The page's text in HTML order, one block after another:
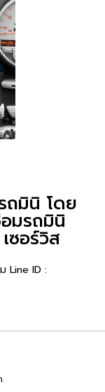
ถมินิ โดย
มรถมินิ
ซอร์วิส
Line ID :